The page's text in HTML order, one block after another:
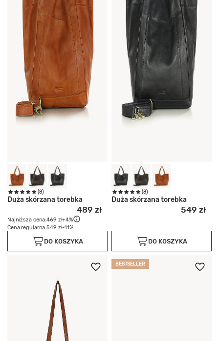
(8)
Duża skórzana torebka
489 zł
Najniższa cena:469 zł+4%
Cena regularna:549 zł-11%
DO KOSZYKA
(8)
Duża skórzana torebka
549 zł
DO KOSZYKA
BESTSELLER